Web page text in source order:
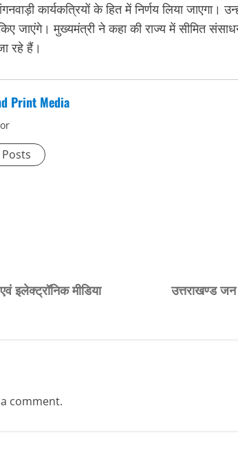
कार्यकत्रियों के हित में निर्णय लिया जाएगा।
जाएंगे। मुख्यमंत्री ने कहा की राज्य में सीमित
रहे हैं।
Print Media
इलेक्ट्रॉनिक मीडिया
उत्तराखण्ड
comment.